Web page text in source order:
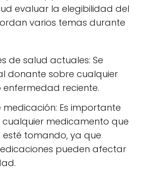
evaluar la elegibilidad del
varios temas durante
de salud actuales: Se
donante sobre cualquier
reciente.
medicación: Es importante
medicamento que
tomando, ya que
pueden afectar